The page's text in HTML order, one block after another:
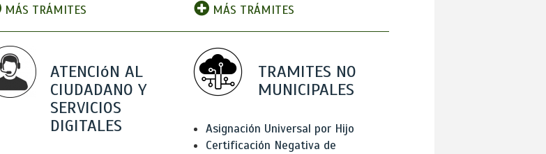
MÁS TRÁMITES
MÁS TRÁMITES
ATENCIóN AL
CIUDADANO Y
SERVICIOS
DIGITALES
TRAMITES NO
MUNICIPALES
Asignación Universal por Hijo
Certificación Negativa de